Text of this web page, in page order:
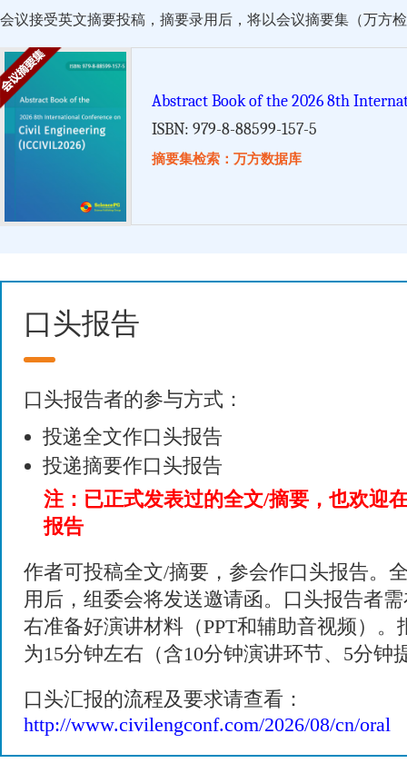
会议接受英文摘要投稿，摘要录用后，将以会议摘要集（万方检
Abstract Book of the 2026 8th
ISBN: 979-8-88599-157-5
摘要集检索：万方数据库
口头报告
口头报告者的参与方式：
投递全文作口头报告
投递摘要作口头报告
注：已正式发表过的全文/摘要，也欢迎
报告
作者可投稿全文/摘要，参会作口头报告。
用后，组委会将发送邀请函。口头报告者
右准备好演讲材料（PPT和辅助音视频）。
为15分钟左右（含10分钟演讲环节、5分钟
口头汇报的流程及要求请查看：
http://www.civilengconf.com/2026/08/cn/oral